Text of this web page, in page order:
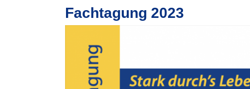
Fachtagung 2023